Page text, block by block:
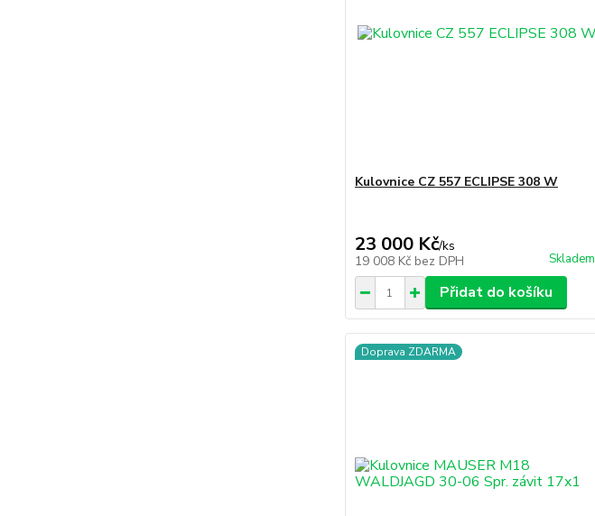
Kulovnice CZ 557 ECLIPSE 308 W
23 000 Kč/ks
19 008 Kč bez DPH Skladem
Přidat do košíku
Doprava ZDARMA